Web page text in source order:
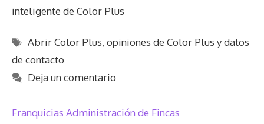
inteligente de Color Plus
Etiquetas
Abrir Color Plus,opiniones de Color Plus y datos
de contacto
Deja un comentario
Franquicias Administración de Fincas